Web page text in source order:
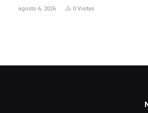
agosto 6, 2026 0 Visitas